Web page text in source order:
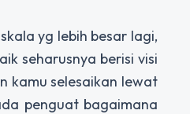
yg lebih besar lagi,
seharusnya berisi visi
kamu selesaikan lewat
penguat bagaimana